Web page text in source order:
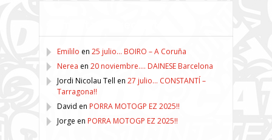
Emililo en 25 julio… BOIRO – A Coruña
Nerea en 20 noviembre…. DAINESE Barcelona
Jordi Nicolau Tell en 27 julio… CONSTANTÍ –
Tarragona!!
David en PORRA MOTOGP EZ 2025!!
Jorge en PORRA MOTOGP EZ 2025!!